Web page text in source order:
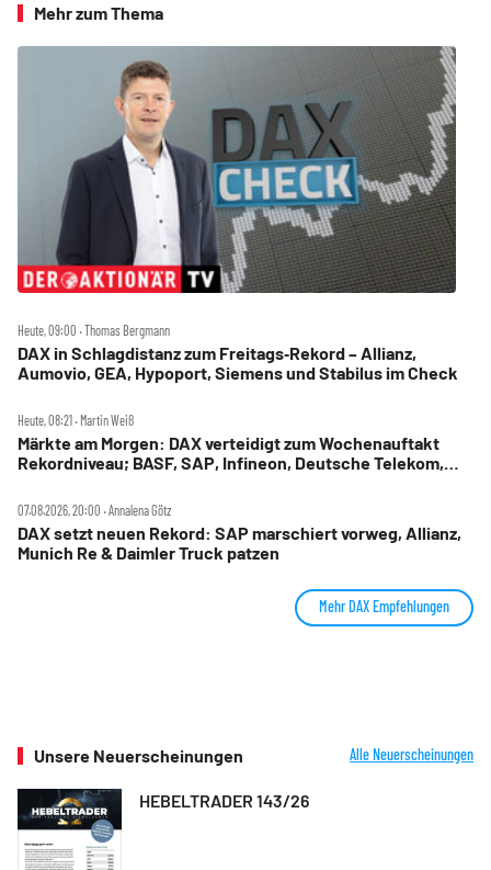
Mehr zum Thema
Heute, 09:00 ‧ Thomas Bergmann
DAX in Schlagdistanz zum Freitags‑Rekord – Allianz,
Aumovio, GEA, Hypoport, Siemens und Stabilus im Check
Heute, 08:21 ‧ Martin Weiß
Märkte am Morgen: DAX verteidigt zum Wochenauftakt
Rekordniveau; BASF, SAP, Infineon, Deutsche Telekom,
07.08.2026, 20:00 ‧ Annalena Götz
DAX setzt neuen Rekord: SAP marschiert vorweg, Allianz,
Munich Re & Daimler Truck patzen
Mehr DAX Empfehlungen
Unsere Neuerscheinungen Alle Neuerscheinungen
HEBELTRADER 143/26